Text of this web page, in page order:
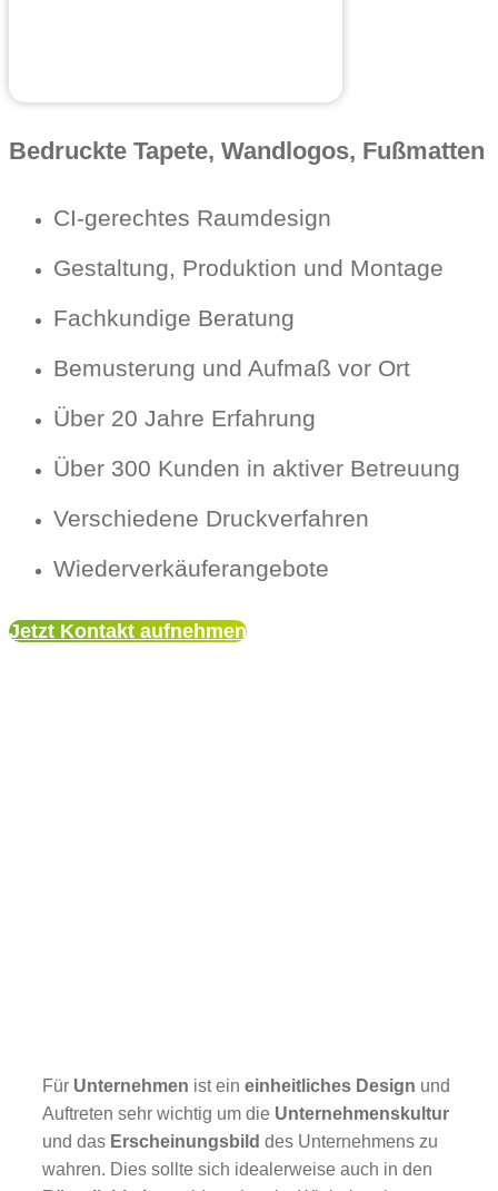
Bedruckte Tapete, Wandlogos, Fußmatten
CI-gerechtes Raumdesign
Gestaltung, Produktion und Montage
Fachkundige Beratung
Bemusterung und Aufmaß vor Ort
Über 20 Jahre Erfahrung
Über 300 Kunden in aktiver Betreuung
Verschiedene Druckverfahren
Wiederverkäuferangebote
Jetzt Kontakt aufnehmen
Für Unternehmen ist ein einheitliches Design und
Auftreten sehr wichtig um die Unternehmenskultur
und das Erscheinungsbild des Unternehmens zu
wahren. Dies sollte sich idealerweise auch in den